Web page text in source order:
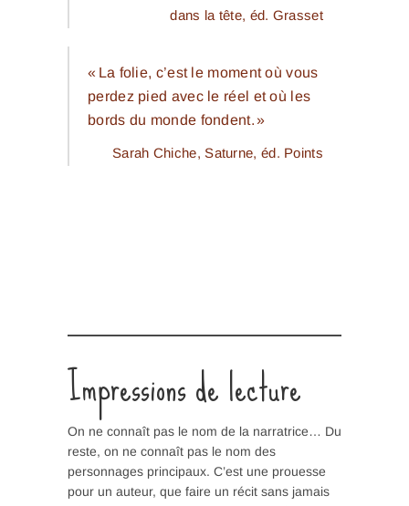
dans la tête, éd. Grasset
« La folie, c’est le moment où vous
perdez pied avec le réel et où les
bords du monde fondent. »
Sarah Chiche,Saturne, éd. Points
Impressions de lecture
On ne connaît pas le nom de la narratrice… Du
reste, on ne connaît pas le nom des
personnages principaux. C’est une prouesse
pour un auteur, que faire un récit sans jamais